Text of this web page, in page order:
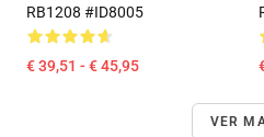
RB1208 #ID8005
€ 39,51 - € 45,95
VER